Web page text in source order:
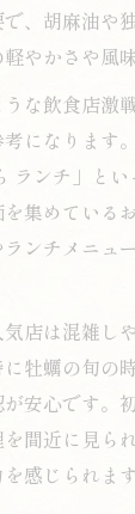
、胡麻油や
やかさや風
な飲食店激
になります
ランチ」と
集めている
ンチメニュ
店は混雑し
牡蠣の旬の
安心です。
間近に見ら
感じられます